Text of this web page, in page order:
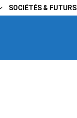
SOCIÉTÉS & FUTURS